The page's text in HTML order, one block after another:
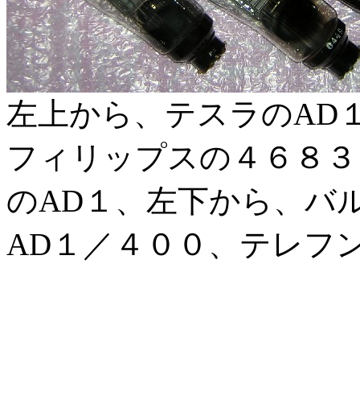
左上から、テスラのAD
フィリップスの４６８
のAD１、左下から、バ
AD１／４００、テレフ